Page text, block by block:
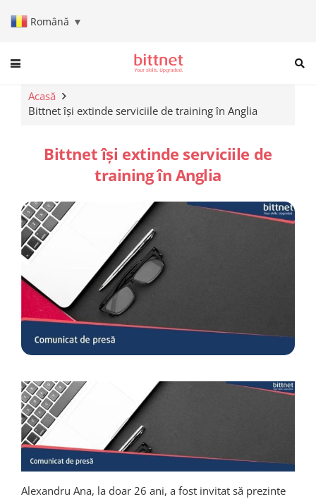
Română ▼
When autocomplete results
Acasă
Bittnet își extinde serviciile de training în Anglia
Bittnet își extinde serviciile de
training în Anglia
Alexandru Ana, la doar 26 ani, a fost invitat să prezinte